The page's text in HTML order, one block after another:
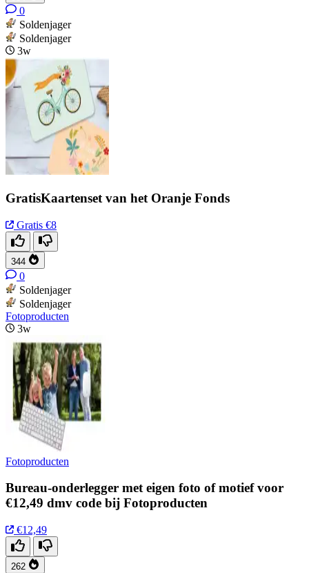
0
Soldenjager
Soldenjager
3w
GratisKaartenset van het Oranje Fonds
Gratis €8
344
0
Soldenjager
Soldenjager
Fotoproducten
3w
Fotoproducten
Bureau-onderlegger met eigen foto of motief voor
€12,49 dmv code bij Fotoproducten
€12,49
262